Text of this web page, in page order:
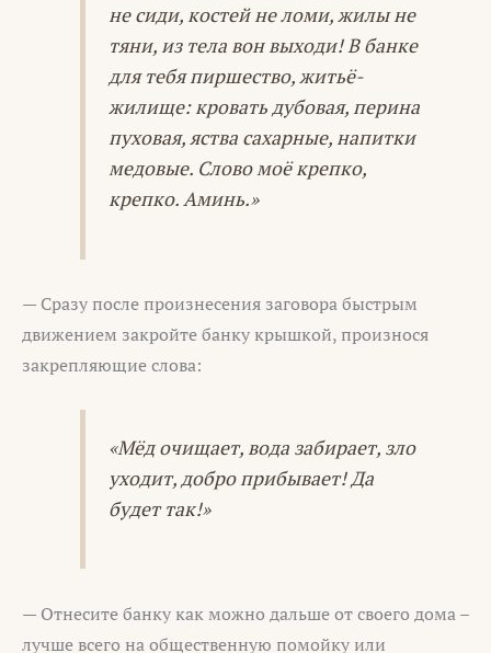
не сиди, костей не ломи, жилы не
тяни, из тела вон выходи! В банке
для тебя пиршество, житьё-
жилище: кровать дубовая, перина
пуховая, яства сахарные, напитки
медовые. Слово моё крепко,
крепко. Аминь.»
— Сразу после произнесения заговора быстрым
движением закройте банку крышкой, произнося
закрепляющие слова:
«Мёд очищает, вода забирает, зло
уходит, добро прибывает! Да
будет так!»
— Отнесите банку как можно дальше от своего дома –
лучше всего на общественную помойку или